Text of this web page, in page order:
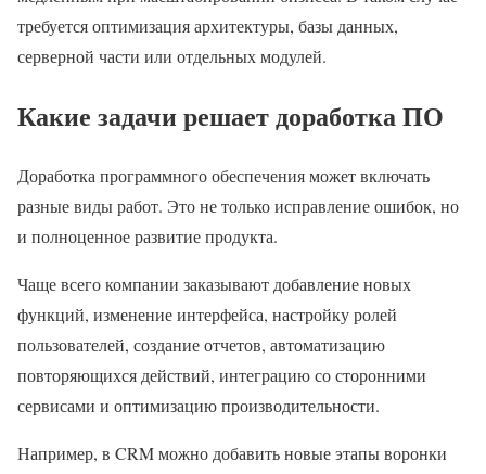
требуется оптимизация архитектуры, базы данных,
серверной части или отдельных модулей.
Какие задачи решает доработка ПО
Доработка программного обеспечения может включать
разные виды работ. Это не только исправление ошибок, но
и полноценное развитие продукта.
Чаще всего компании заказывают добавление новых
функций, изменение интерфейса, настройку ролей
пользователей, создание отчетов, автоматизацию
повторяющихся действий, интеграцию со сторонними
сервисами и оптимизацию производительности.
Например, в CRM можно добавить новые этапы воронки